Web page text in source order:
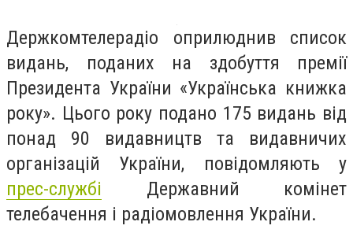
Держкомтелерадіо оприлюднив список
видань, поданих на здобуття премії
Президента України «Українська книжка
року». Цього року подано 175 видань від
понад 90 видавництв та видавничих
організацій України, повідомляють у
прес-службі Державний комінет
телебачення і радіомовлення України.